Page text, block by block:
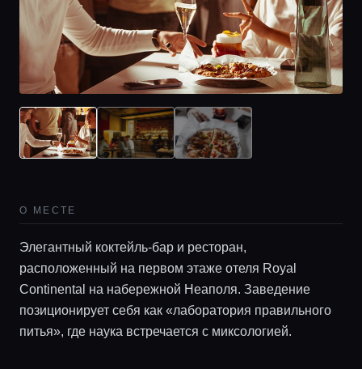
О МЕСТЕ
Элегантный коктейль-бар и ресторан,
расположенный на первом этаже отеля Royal
Continental на набережной Неаполя. Заведение
позиционирует себя как «лаборатория правильного